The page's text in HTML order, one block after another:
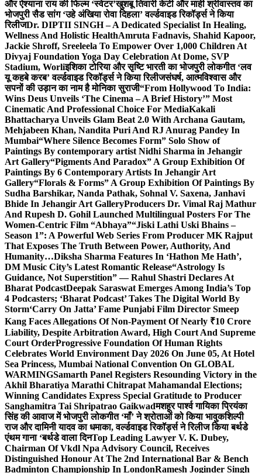
और ऐश्याना राय की फिल्म ‘स्वेटर’खुशबू तिवारी केटी और माही श्रीवास्तव का
भोजपुरी सैड सांग ‘उहे अंखिया रोवा दिहला’ वर्ल्डवाइड रिकॉर्ड्स ने किया
रिलीजDr. DIPTII SINGH – A Dedicated Specialist In Healing,
Wellness And Holistic HealthAmruta Fadnavis, Shahid Kapoor,
Jackie Shroff, Sreeleela To Empower Over 1,000 Children At
Divyaj Foundation Yoga Day Celebration At Dome, SVP
Stadium, Worliइशिका टोरिया और सृष्टि भारती का भोजपुरी लोकगीत ‘लव
यू कहबे करब’ वर्ल्डवाइड रिकॉर्ड्स ने किया रिलीजसंघर्ष, आत्मविश्वास और
सपनों की उड़ान का नाम है मोनिका सुराजी“From Hollywood To India:
Wins Deus Unveils ‘The Cinema – A Brief History’” Most
Cinematic And Professional Choice For MediaKakali
Bhattacharya Unveils Glam Beat 2.0 With Archana Gautam,
Mehjabeen Khan, Nandita Puri And RJ Anurag Pandey In
Mumbai“Where Silence Becomes Form” Solo Show of
Paintings By contemporary artist Nidhi Sharma in Jehangir
Art Gallery“Pigments And Paradox” A Group Exhibition Of
Paintings By 6 Contemporary Artists In Jehangir Art
Gallery“Florals & Forms” A Group Exhibition Of Paintings By
Sudha Barshikar, Nanda Pathak, Sohnal V. Saxena, Janhavi
Bhide In Jehangir Art GalleryProducers Dr. Vimal Raj Mathur
And Rupesh D. Gohil Launched Multilingual Posters For The
Women-Centric Film “Abhaya”“Jiski Lathi Uski Bhains –
Season 1”: A Powerful Web Series From Producer MK Rajput
That Exposes The Truth Between Power, Authority, And
Humanity…Diksha Sharma Features In ‘Hathon Me Hath’,
DM Music City’s Latest Romantic Release“Astrology Is
Guidance, Not Superstition” — Rahul Shastri Declares At
Bharat PodcastDeepak Saraswat Emerges Among India’s Top
4 Podcasters; ‘Bharat Podcast’ Takes The Digital World By
Storm‘Carry On Jatta’ Fame Punjabi Film Director Smeep
Kang Faces Allegations Of Non-Payment Of Nearly ₹10 Crore
Liability, Despite Arbitration Award, High Court And Supreme
Court OrderProgressive Foundation Of Human Rights
Celebrates World Environment Day 2026 On June 05, At Hotel
Sea Princess, Mumbai National Convention On GLOBAL
WARMINGSamarth Panel Registers Resounding Victory in the
Akhil Bharatiya Marathi Chitrapat Mahamandal Elections;
Winning Candidates Express Special Gratitude to Producer
Sanghamitra Tai Shripatrao Gaikwadमशहूर पार्श्व गायिका प्रियंका
सिंह की आवाज में भोजपुरी लोकगीत ‘माँ’ ने श्रोताओं को किया भावुकशिल्पी
राज और दामिनी यादव का धमाका, वर्ल्डवाइड रिकॉर्ड्स ने रिलीज किया बर्थडे
एंथम गाना ‘बर्थडे वाला दिनTop Leading Lawyer V. K. Dubey,
Chairman Of Vkdl Npa Advisory Council, Receives
Distinguished Honour At The 2nd International Bar & Bench
Badminton Championship In LondonRamesh Joginder Singh